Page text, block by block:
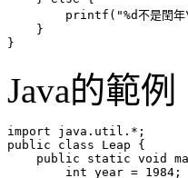
printf("%d不是閏
    }
Java的範例
import java.util.*;
public class Leap {
public static void
        int year = 1984;